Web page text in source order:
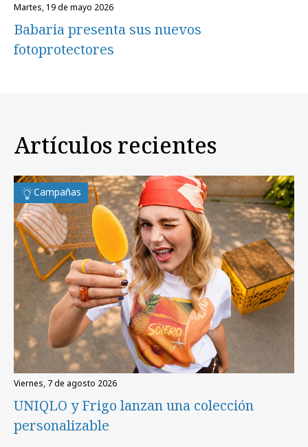
martes, 19 de mayo 2026
Babaria presenta sus nuevos
fotoprotectores
Artículos recientes
Campañas
viernes, 7 de agosto 2026
UNIQLO y Frigo lanzan una colección
personalizable